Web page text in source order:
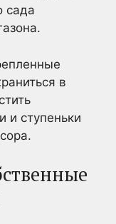
сада
в
и ступеньки